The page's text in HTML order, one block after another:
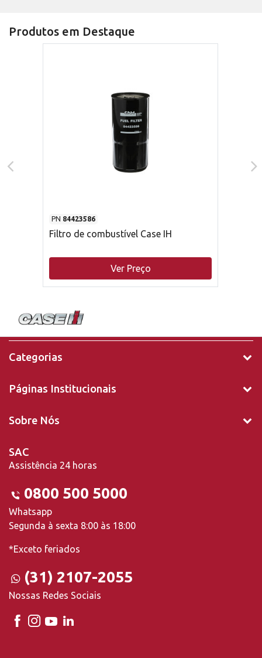
Produtos em Destaque
PN 84423586
Filtro de combustível Case IH
Ver Preço
Categorias
Páginas Institucionais
Sobre Nós
SAC
Assistência 24 horas
0800 500 5000
Whatsapp
Segunda à sexta 8:00 às 18:00
*Exceto feriados
(31) 2107-2055
Nossas Redes Sociais